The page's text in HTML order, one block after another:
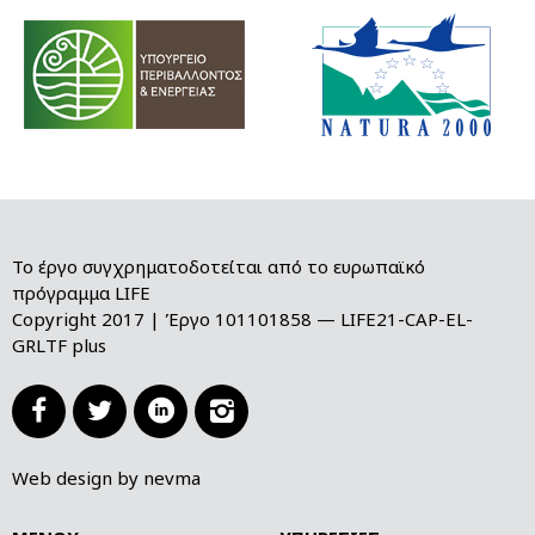
Το έργο συγχρηματοδοτείται από το ευρωπαϊκό
πρόγραμμα LIFE
Copyright 2017 | Έργο 101101858 — LIFE21-CAP-EL-
GRLTF plus
   
Web design by nevma